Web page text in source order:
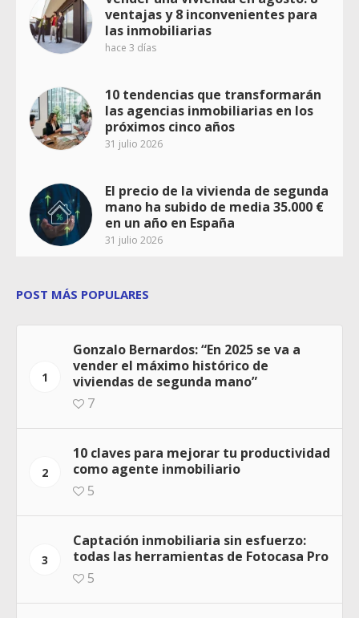
ventajas y 8 inconvenientes para
las inmobiliarias
hace 3 días
10 tendencias que transformarán
las agencias inmobiliarias en los
próximos cinco años
31 julio 2026
El precio de la vivienda de segunda
mano ha subido de media 35.000 €
en un año en España
31 julio 2026
POST MÁS POPULARES
1
Gonzalo Bernardos: “En 2025 se va a
vender el máximo histórico de
viviendas de segunda mano”
7
2
10 claves para mejorar tu productividad
como agente inmobiliario
5
3
Captación inmobiliaria sin esfuerzo:
todas las herramientas de Fotocasa Pro
5